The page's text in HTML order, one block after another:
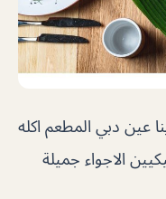
عين دبي المطعم اكله
الاجواء جميلة